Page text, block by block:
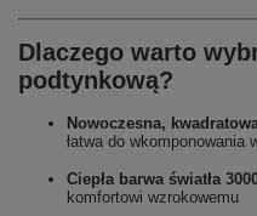
Dlaczego warto
podtynkową?
Nowoczesna,
łatwa do wkomponowania
Ciepła barwa światła
komfortowi wzrokowemu